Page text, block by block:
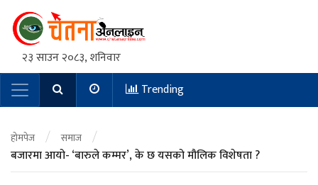
२३ साउन २०८३, शनिवार
Main NavigationTrending
होमपेज / समाज /
बजारमा आयो- ‘बारुले कम्मर’, के छ यसको मौलिक विशेषता ?